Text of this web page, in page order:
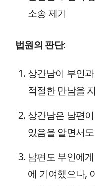
소송 제기
법원의 판단:
상간남이 부인
적절한 만남을
상간남은 남편
있음을 알면서
남편도 부인에
에 기여했으나,